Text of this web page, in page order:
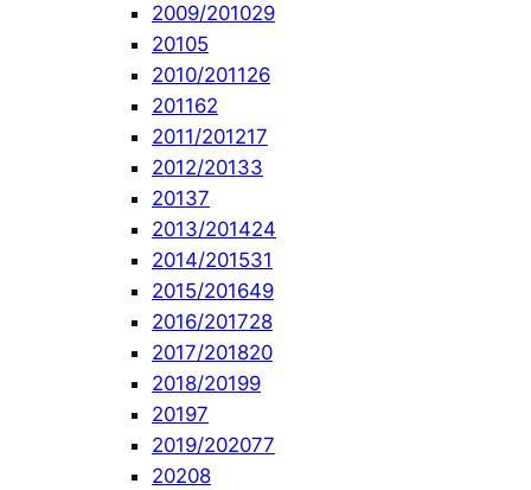
2009/201029
20105
2010/201126
201162
2011/201217
2012/20133
20137
2013/201424
2014/201531
2015/201649
2016/201728
2017/201820
2018/20199
20197
2019/202077
20208